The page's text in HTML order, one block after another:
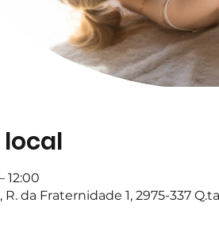
local
12:00
da Fraternidade 1, 2975-337